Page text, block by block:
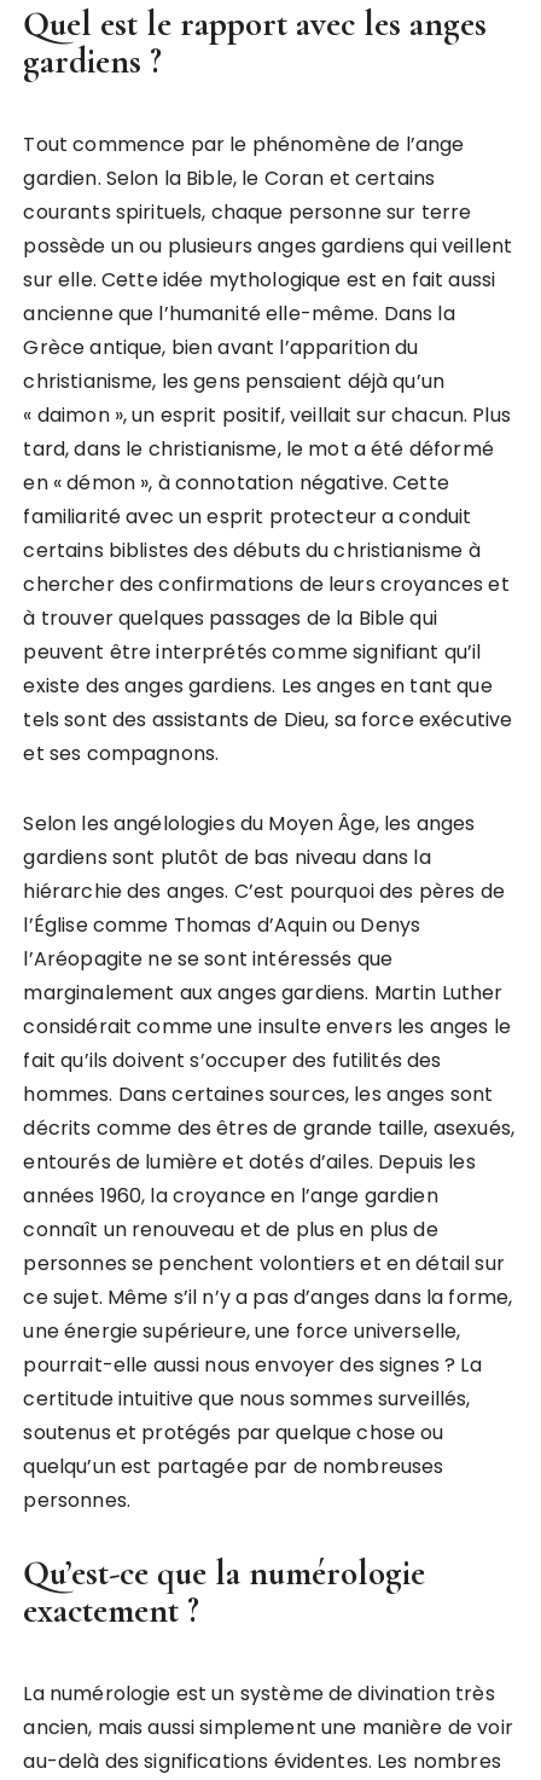
Quel est le rapport avec les anges
gardiens ?
Tout commence par le phénomène de l’ange
gardien. Selon la Bible, le Coran et certains
courants spirituels, chaque personne sur terre
possède un ou plusieurs anges gardiens qui veillent
sur elle. Cette idée mythologique est en fait aussi
ancienne que l’humanité elle-même. Dans la
Grèce antique, bien avant l’apparition du
christianisme, les gens pensaient déjà qu’un
« daimon », un esprit positif, veillait sur chacun. Plus
tard, dans le christianisme, le mot a été déformé
en « démon », à connotation négative. Cette
familiarité avec un esprit protecteur a conduit
certains biblistes des débuts du christianisme à
chercher des confirmations de leurs croyances et
à trouver quelques passages de la Bible qui
peuvent être interprétés comme signifiant qu’il
existe des anges gardiens. Les anges en tant que
tels sont des assistants de Dieu, sa force exécutive
et ses compagnons.
Selon les angélologies du Moyen Âge, les anges
gardiens sont plutôt de bas niveau dans la
hiérarchie des anges. C’est pourquoi des pères de
l’Église comme Thomas d’Aquin ou Denys
l’Aréopagite ne se sont intéressés que
marginalement aux anges gardiens. Martin Luther
considérait comme une insulte envers les anges le
fait qu’ils doivent s’occuper des futilités des
hommes. Dans certaines sources, les anges sont
décrits comme des êtres de grande taille, asexués,
entourés de lumière et dotés d’ailes. Depuis les
années 1960, la croyance en l’ange gardien
connaît un renouveau et de plus en plus de
personnes se penchent volontiers et en détail sur
ce sujet. Même s’il n’y a pas d’anges dans la forme,
une énergie supérieure, une force universelle,
pourrait-elle aussi nous envoyer des signes ? La
certitude intuitive que nous sommes surveillés,
soutenus et protégés par quelque chose ou
quelqu’un est partagée par de nombreuses
personnes.
Qu’est-ce que la numérologie
exactement ?
La numérologie est un système de divination très
ancien, mais aussi simplement une manière de voir
au-delà des significations évidentes. Les nombres